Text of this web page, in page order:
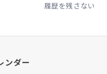
履歴を残さない
ンダー